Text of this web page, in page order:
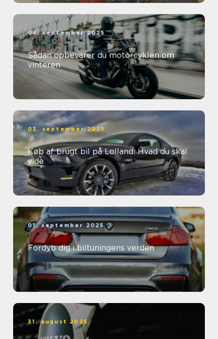
04. september 2025
Sådan opbevarer du motorcyklen om
vinteren
03. september 2025
Køb af brugt bil på Lolland: Hvad du skal
vide
01. september 2025
Fordyb dig i biltuningens verden
31. august 2025